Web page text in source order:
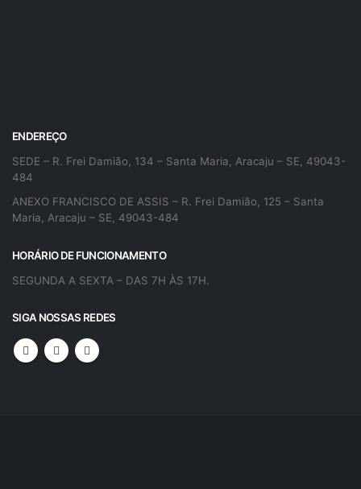
ENDEREÇO
SEDE – R. Frei Damião, 134 – Santa Maria, Aracaju – SE, 49043-
484
ANEXO FRANCISCO DE ASSIS – R. Frei Damião, 125 – Santa
Maria, Aracaju – SE, 49043-484
HORÁRIO DE FUNCIONAMENTO
SEGUNDA A SEXTA – DAS 7H ÀS 17H.
SIGA NOSSAS REDES